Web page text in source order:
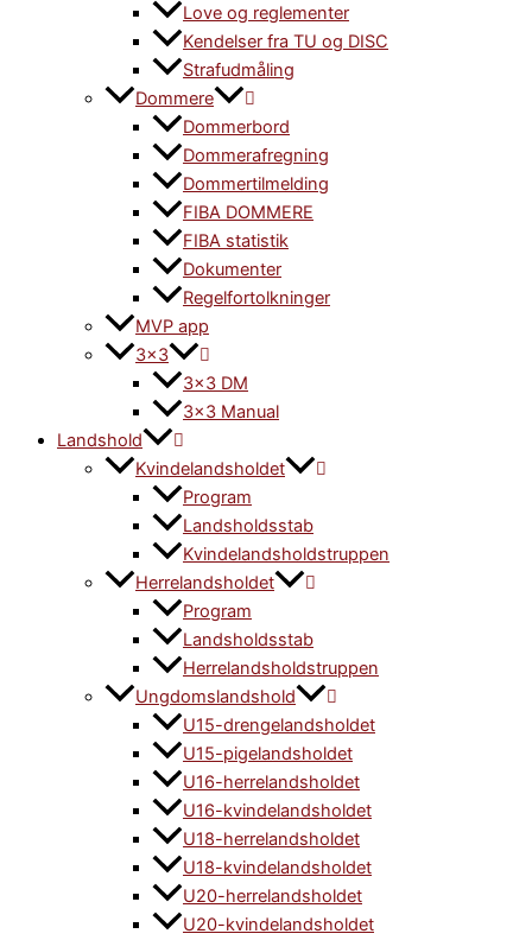
Love og reglementer
Kendelser fra TU og DISC
Strafudmåling
Dommere
Dommerbord
Dommerafregning
Dommertilmelding
FIBA DOMMERE
FIBA statistik
Dokumenter
Regelfortolkninger
MVP app
3×3
3×3 DM
3×3 Manual
Landshold
Kvindelandsholdet
Program
Landsholdsstab
Kvindelandsholdstruppen
Herrelandsholdet
Program
Landsholdsstab
Herrelandsholdstruppen
Ungdomslandshold
U15-drengelandsholdet
U15-pigelandsholdet
U16-herrelandsholdet
U16-kvindelandsholdet
U18-herrelandsholdet
U18-kvindelandsholdet
U20-herrelandsholdet
U20-kvindelandsholdet